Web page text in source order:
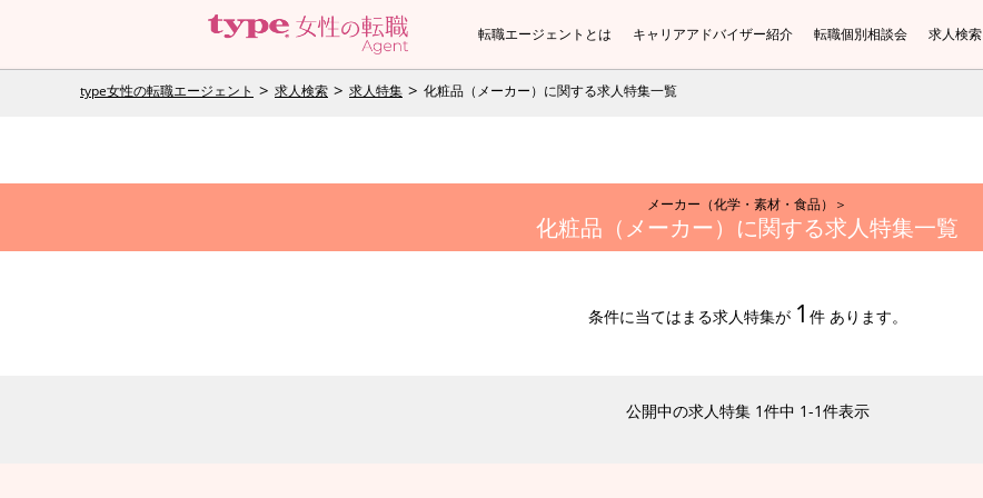
転職エージェントとは キャリアアドバイザー紹介 転職個別相談会 求人検索
type女性の転職エージェント 求人検索 求人特集 化粧品（メーカー）に関する求人特集一覧
メーカー（化学・素材・食品）＞
化粧品（メーカー）に関する求人特集一覧
条件に当てはまる求人特集が 1 件 あります。
公開中の求人特集 1件中 1-1件表示